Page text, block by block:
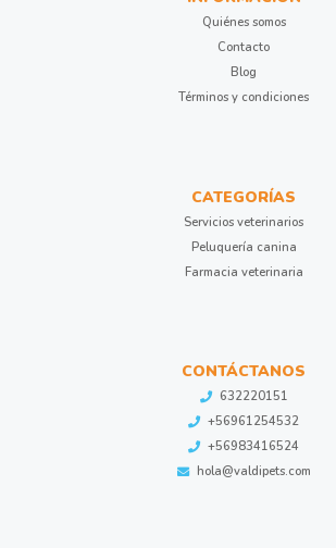
Quiénes somos
Contacto
Blog
Términos y condiciones
CATEGORÍAS
Servicios veterinarios
Peluquería canina
Farmacia veterinaria
CONTÁCTANOS
632220151
+56961254532
+56983416524
hola@valdipets.com